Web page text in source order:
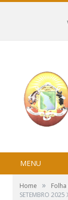
MENU
Home »
SETEMBRO 2025